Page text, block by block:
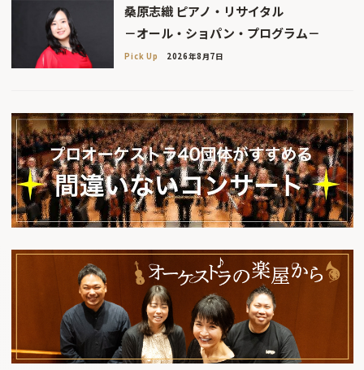
桑原志織 ピアノ・リサイタル
－オール・ショパン・プログラム－
Pick Up 2026年8月7日